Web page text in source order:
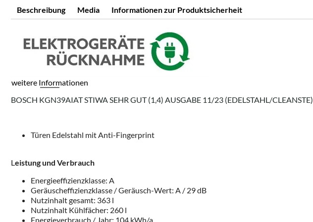
Beschreibung Media Informationen zur Produktsicherheit
weitere Informationen
BOSCH KGN39AIAT STIWA SEHR GUT (1,4) AUSGABE 11/23 (EDELSTAHL/CLEANSTE)
Türen Edelstahl mit Anti-Fingerprint
L eistung und Verbrauch
Energieeffizienzklasse: A
Geräuscheffizienzklasse / Geräusch-Wert: A / 29 dB
Nutzinhalt gesamt: 363 l
Nutzinhalt Kühlfächer: 260 l
Energieverbrauch / Jahr: 104 kWh/a